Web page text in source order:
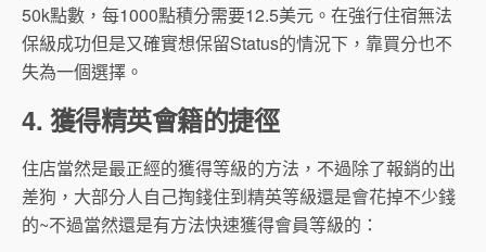
50k點數，每1000點積分需要12.5美元。在強行住宿無法
保級成功但是又確實想保留Status的情況下，靠買分也不
失為一個選擇。
4. 獲得精英會籍的捷徑
住店當然是最正經的獲得等級的方法，不過除了報銷的出
差狗，大部分人自己掏錢住到精英等級還是會花掉不少錢
的~不過當然還是有方法快速獲得會員等級的：